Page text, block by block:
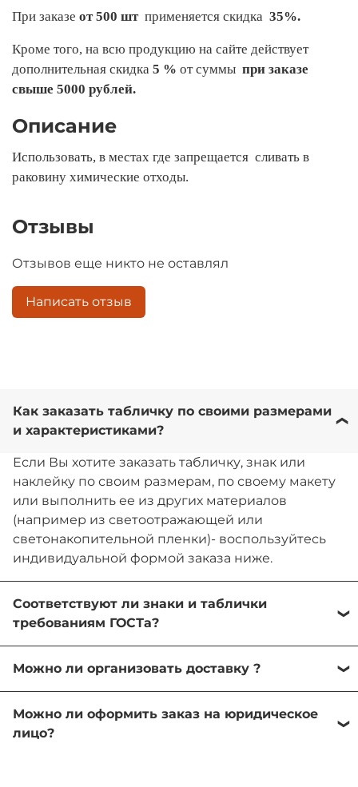
При заказе от 500 штприменяется скидка 35%.
Кроме того, на всю продукцию на сайте действует
дополнительная скидка 5 % от суммы при заказе
свыше 5000 рублей.
Описание
Использовать, в местах где запрещается сливать в
раковину химические отходы.
Отзывы
Отзывов еще никто не оставлял
Написать отзыв
Как заказать табличку по своими размерами
и характеристиками?
Если Вы хотите заказать табличку, знак или
наклейку по своим размерам, по своему макету
или выполнить ее из других материалов
(например из светоотражающей или
светонакопительной пленки)- воспользуйтесь
индивидуальной формой заказа ниже.
Соответствуют ли знаки и таблички
требованиям ГОСТа?
таблички всех требуемых видов, размеров и
характеристик с любой текстовой информацией
и пиктограммой в соответствии с ГОСТ 12.4.026-
2015, ГОСТ 34428-2018.
Можно ли организовать доставку ?
пункты по всей стране. Вы можете выбрать на
сайте удобный для вас способ доставки:
Можно ли оформить заказ на юридическое
лицо?